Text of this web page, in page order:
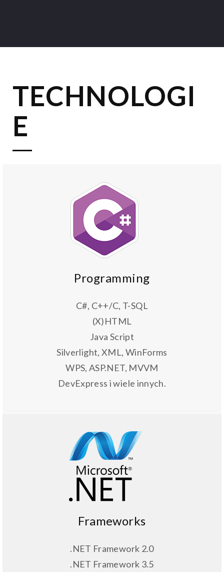
TECHNOLOGI
E
Programming
C#, C++/C, T-SQL
(X)HTML
Java Script
Silverlight, XML, WinForms
WPS, ASP.NET, MVVM
DevExpress i wiele innych.
Frameworks
.NET Framework 2.0
.NET Framework 3.5